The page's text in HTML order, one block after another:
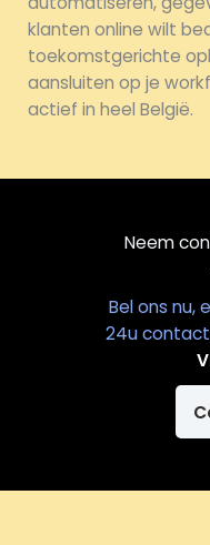
klanten online wilt
toekomstgerichte
aansluiten op je
actief in heel België.
Neem
Bel ons nu,
24u